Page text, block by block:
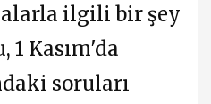
ilgili bir şey
1 Kasım'da
soruları